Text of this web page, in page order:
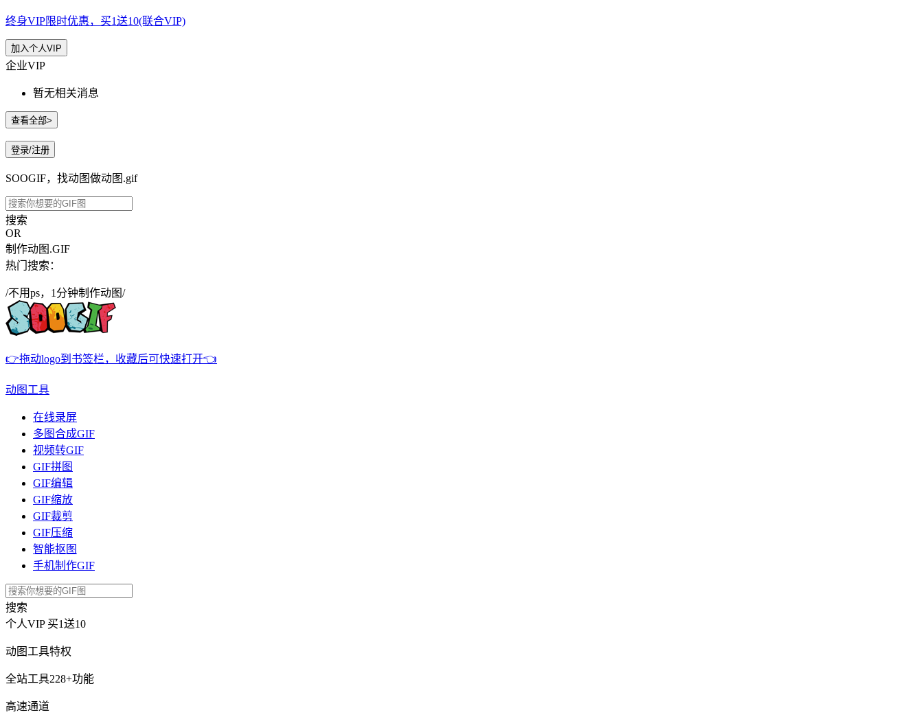
终身VIP限时优惠，买1送10(联合VIP)
加入个人VIP
企业VIP
暂无相关消息
查看全部>
登录/注册
SOOGIF，找动图做动图.gif
搜索
OR
制作动图.GIF
热门搜索：
/不用ps，1分钟制作动图/
👉拖动logo到书签栏，收藏后可快速打开👈
动图工具
在线录屏
多图合成GIF
视频转GIF
GIF拼图
GIF编辑
GIF缩放
GIF裁剪
GIF压缩
智能抠图
手机制作GIF
搜索
个人VIP 买1送10
动图工具特权
全站工具228+功能
高速通道